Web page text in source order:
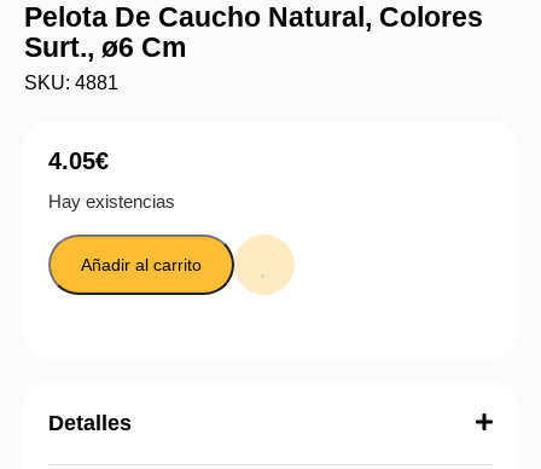
Pelota De Caucho Natural, Colores
Surt., ø6 Cm
SKU: 4881
4.05€
Hay existencias
Añadir al carrito
Detalles